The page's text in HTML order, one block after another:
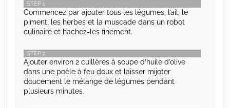
STEP 1
Commencez par ajouter tous les légumes, l’ail, le
piment, les herbes et la muscade dans un robot
culinaire et hachez-les finement.
STEP 2
Ajouter environ 2 cuillères à soupe d’huile d’olive
dans une poêle à feu doux et laisser mijoter
doucement le mélange de légumes pendant
plusieurs minutes.